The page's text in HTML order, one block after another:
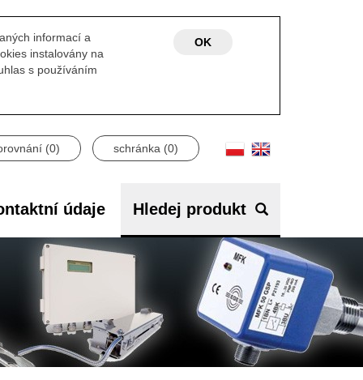
informací a
instalovány na
s používáním
OK
(0) schránka (0)
údaje Hledej produkt